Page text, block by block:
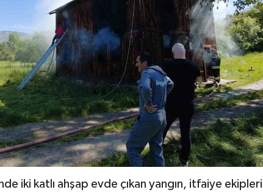
iki katlı ahşap evde çıkan yangın, itfaiye